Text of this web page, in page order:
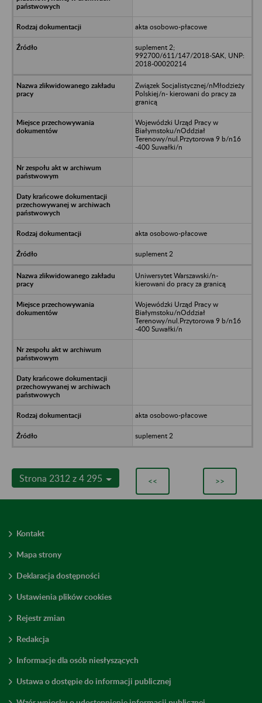
akta osobowo-płacowe
suplement 2;
992700/611/147/2018-SAK, UNP:
2018-00020214
Związek Socjalistycznej/nMłodzieży
Polskiej/n- kierowani do pracy za
granicą
Wojewódzki Urząd Pracy w
Białymstoku/nOddział
Terenowy/nul.Przytorowa 9 b/n16
-400 Suwałki/n
akta osobowo-płacowe
suplement 2
Uniwersytet Warszawski/n-
kierowani do pracy za granicą
Wojewódzki Urząd Pracy w
Białymstoku/nOddział
Terenowy/nul.Przytorowa 9 b/n16
-400 Suwałki/n
akta osobowo-płacowe
suplement 2
Strona 2312 z 4 295 << >>
Kontakt
Mapa strony
Deklaracja dostępności
Ustawienia plików cookies
Rejestr zmian
Redakcja
Informacje dla osób niesłyszących
Ustawa o dostępie do informacji publicznej